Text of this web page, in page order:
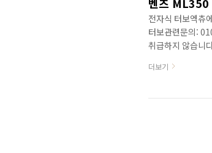
전자식 터보엑츄
터보관련문의:
취급하지 않습니
전자식엑츄에이
ML로 지칭하는
더보기